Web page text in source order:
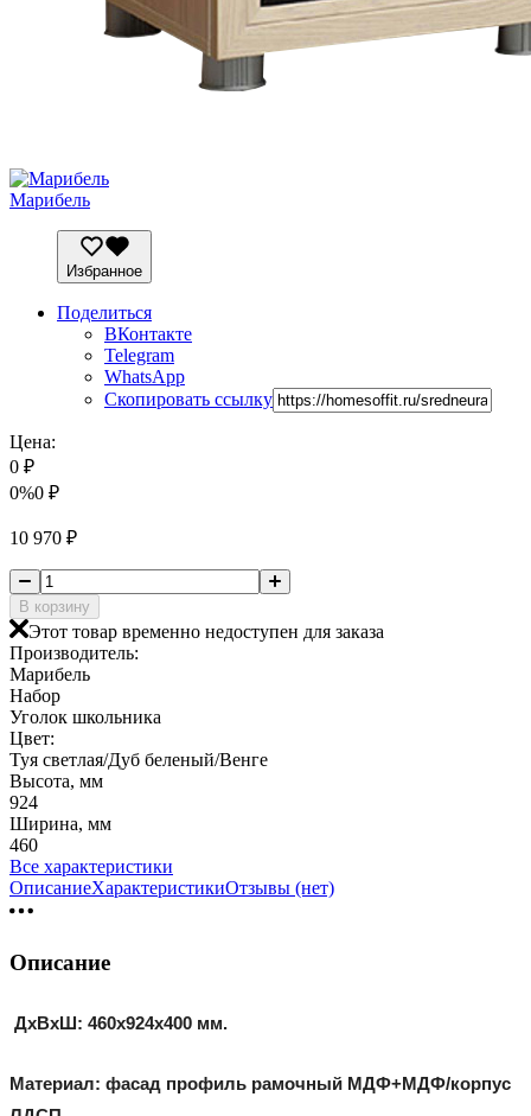
Марибель
Избранное
Поделиться
ВКонтакте
Telegram
WhatsApp
Скопировать ссылку
Цена:
0 ₽
0%0 ₽
10 970 ₽
В корзину
Этот товар временно недоступен для заказа
Производитель:
Марибель
Набор
Уголок школьника
Цвет:
Туя светлая/Дуб беленый/Венге
Высота, мм
924
Ширина, мм
460
Все характеристики
ОписаниеХарактеристикиОтзывы (нет)
Описание
ДхВхШ: 460х924х400 мм.
Материал: фасад профиль рамочный МДФ+МДФ/корпус